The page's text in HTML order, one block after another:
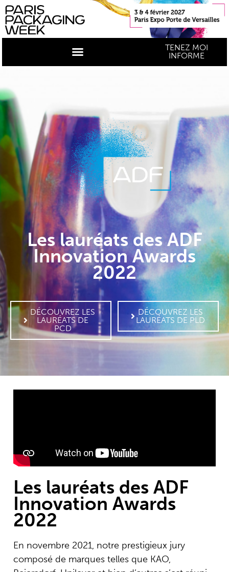
TENEZ MOI
INFORME
Les lauréats des ADF
Innovation Awards
2022
DÉCOUVREZ LES
LAURÉATS DE
PCD
DÉCOUVREZ LES
LAURÉATS DE PLD
Les lauréats des ADF
Innovation Awards
2022
En novembre 2021, notre prestigieux jury
composé de marques telles que KAO,